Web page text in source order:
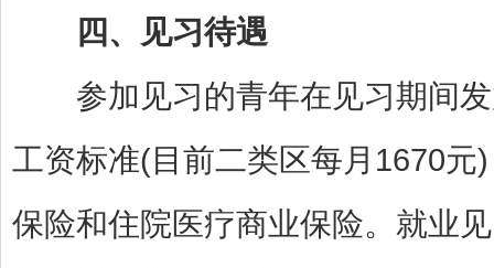
四、见习待遇
参加见习的青年在见习期间发
工资标准(目前二类区每月1670
保险和住院医疗商业保险。就业